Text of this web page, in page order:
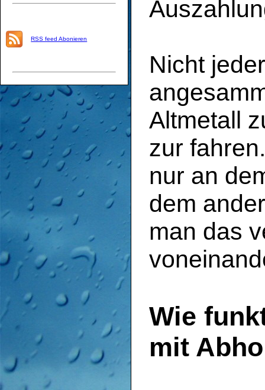
RSS feed Abonieren
Nicht
Altmetall
zur
nur an
dem
man das
Wie
mit